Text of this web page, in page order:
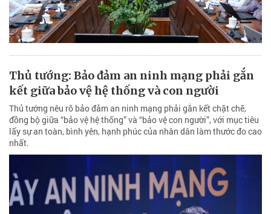
Thủ tướng: Bảo đảm an ninh mạng phải gắn
kết giữa bảo vệ hệ thống và con người
Thủ tướng nêu rõ bảo đảm an ninh mạng phải gắn kết chặt chẽ,
đồng bộ giữa “bảo vệ hệ thống” và “bảo vệ con người”, với mục tiêu
lấy sự an toàn, bình yên, hạnh phúc của nhân dân làm thước đo cao
nhất.